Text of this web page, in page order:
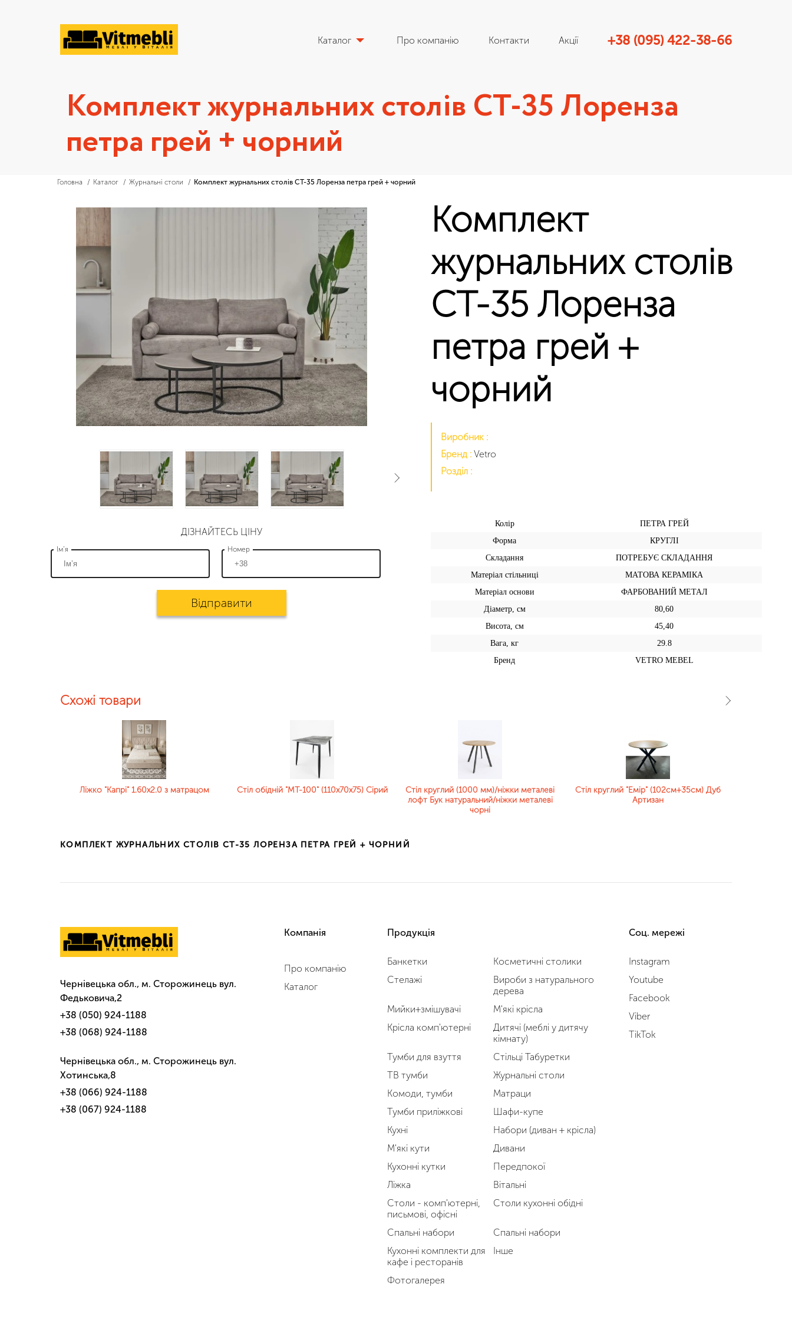
Каталог Про компанію Контакти Акції +38 (095) 422-38-66
Комплект журнальних столів CT-35 Лоренза
петра грей + чорний
Головна Каталог Журнальні столи Комплект журнальних столів CT-35 Лоренза петра грей + чорний
ДІЗНАЙТЕСЬ ЦІНУ
Ім’я Номер
Відправити
Комплект
журнальних столів
CT-35 Лоренза
петра грей +
чорний
Виробник :
Бренд : Vetro
Розділ :
Колір
ПЕТРА ГРЕЙ
Форма
КРУГЛІ
Складання
ПОТРЕБУЄ СКЛАДАННЯ
Матеріал стільниці
МАТОВА КЕРАМІКА
Матеріал основи
ФАРБОВАНИЙ МЕТАЛ
Діаметр, см
80,60
Висота, см
45,40
Вага, кг
29.8
Бренд
VETRO MEBEL
Схожі товари
Ліжко "Капрі" 1.60х2.0 з матрацом Стіл обідній "MT-100" (110x70x75) Сірий
Стіл круглий (1000 мм)/ніжки металеві
лофт Бук натуральний/ніжки металеві
чорні
Стіл круглий "Емір" (102см+35см) Дуб
Артизан
КОМПЛЕКТ ЖУРНАЛЬНИХ СТОЛІВ CT-35 ЛОРЕНЗА ПЕТРА ГРЕЙ + ЧОРНИЙ
Чернівецька обл., м. Сторожинець вул.
Федьковича,2
+38 (050) 924-1188
+38 (068) 924-1188
Чернівецька обл., м. Сторожинець вул.
Хотинська,8
+38 (066) 924-1188
+38 (067) 924-1188
Компанія
Про компанію
Каталог
Продукція
Банкетки
Косметичні столики
Стелажі
Вироби з натурального
дерева
Мийки+змішувачі
М'які крісла
Крісла комп'ютерні
Дитячі (меблі у дитячу
кімнату)
Тумби для взуття
Стільці Табуретки
ТВ тумби
Журнальні столи
Комоди, тумби
Матраци
Тумби приліжкові
Шафи-купе
Кухні
Набори (диван + крісла)
М'які кути
Дивани
Кухонні кутки
Передпокої
Ліжка
Вітальні
Столи - комп'ютерні,
письмові, офісні
Столи кухонні обідні
Спальні набори
Спальні набори
Кухонні комплекти для
кафе і ресторанів
Інше
Фотогалерея
Соц. мережі
Instagram
Youtube
Facebook
Viber
TikTok